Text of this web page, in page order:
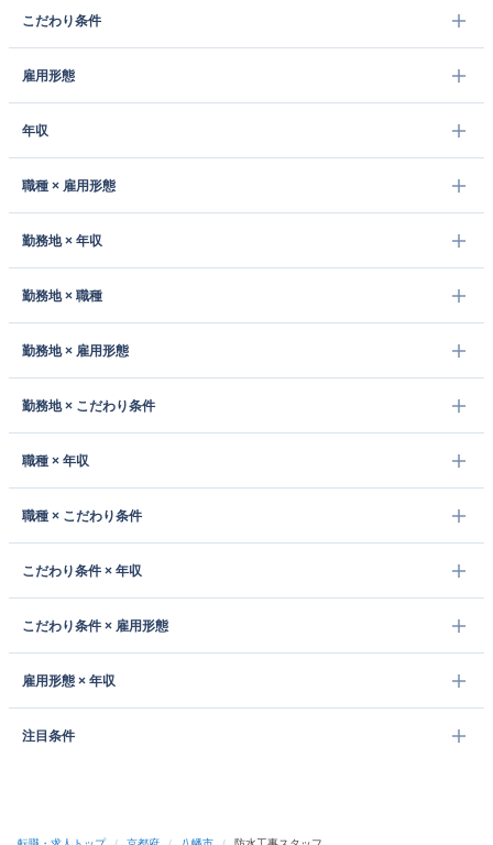
こだわり条件
雇用形態
年収
職種 × 雇用形態
勤務地 × 年収
勤務地 × 職種
勤務地 × 雇用形態
勤務地 × こだわり条件
職種 × 年収
職種 × こだわり条件
こだわり条件 × 年収
こだわり条件 × 雇用形態
雇用形態 × 年収
注目条件